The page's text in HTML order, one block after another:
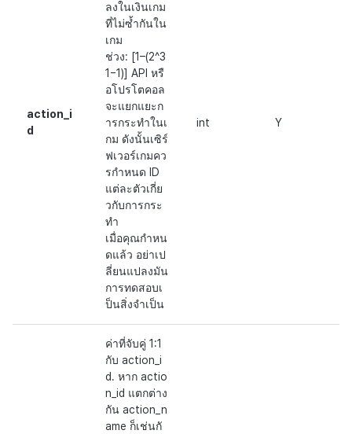
action_i
d
ลงในเงินเกม
ที่ไม่ซ้ำกันใน
เกม
ช่วง: [1–(2^3
1−1)] API หรื
อโปรโตคอล
จะแยกแยะก
ารกระทำในเ
กม ดังนั้นเซิร์
ฟเวอร์เกมคว
รกำหนด ID
แต่ละตัวเกี่ย
วกับการกระ
ทำ
เมื่อคุณกำหน
ดแล้ว อย่าเป
ลี่ยนแปลงมัน
การทดสอบเ
ป็นสิ่งจำเป็น
int Y
ค่าที่จับคู่ 1:1
กับ action_i
d. หาก actio
n_id แตกต่าง
กัน action_n
ame ก็เช่นกั